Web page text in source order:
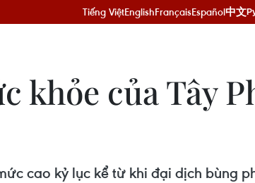
Tiếng ViệtEnglishFrançaisEspañol中文
khỏe của Tây
cao kỷ lục kể từ khi đại dịch bùng